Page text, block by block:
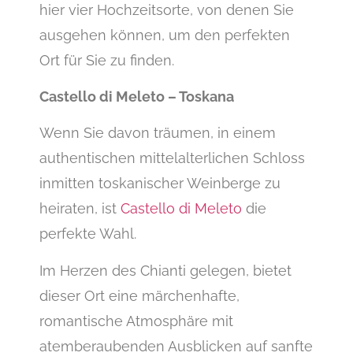
hier vier Hochzeitsorte, von denen Sie
ausgehen können, um den perfekten
Ort für Sie zu finden.
Castello di Meleto – Toskana
Wenn Sie davon träumen, in einem
authentischen mittelalterlichen Schloss
inmitten toskanischer Weinberge zu
heiraten, ist Castello di Meleto die
perfekte Wahl.
Im Herzen des Chianti gelegen, bietet
dieser Ort eine märchenhafte,
romantische Atmosphäre mit
atemberaubenden Ausblicken auf sanfte